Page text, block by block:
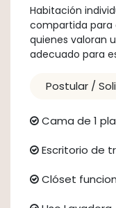
Habitación
compartida para
quienes valoran
adecuado para
Postular /
Cama de 1
Escritorio de
Clóset